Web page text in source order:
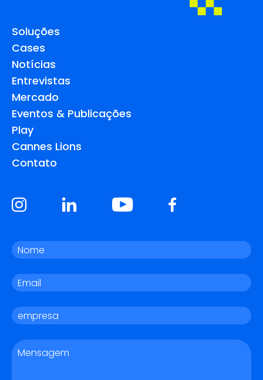
Soluções
Cases
Notícias
Entrevistas
Mercado
Eventos & Publicações
Play
Cannes Lions
Contato